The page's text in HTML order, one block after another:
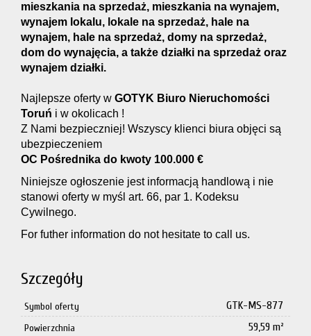
mieszkania na sprzedaż, mieszkania na wynajem,
wynajem lokalu, lokale na sprzedaż, hale na
wynajem, hale na sprzedaż, domy na sprzedaż,
dom do wynajęcia, a także działki na sprzedaż oraz
wynajem działki.
Najlepsze oferty w GOTYK Biuro Nieruchomości
Toruń i w okolicach !
Z Nami bezpieczniej! Wszyscy klienci biura objęci są
ubezpieczeniem
OC Pośrednika do kwoty 100.000 €
Niniejsze ogłoszenie jest informacją handlową i nie
stanowi oferty w myśl art. 66, par 1. Kodeksu
Cywilnego.
For futher information do not hesitate to call us.
Szczegóły
Symbol oferty GTK-MS-877
Powierzchnia 59,59 m²